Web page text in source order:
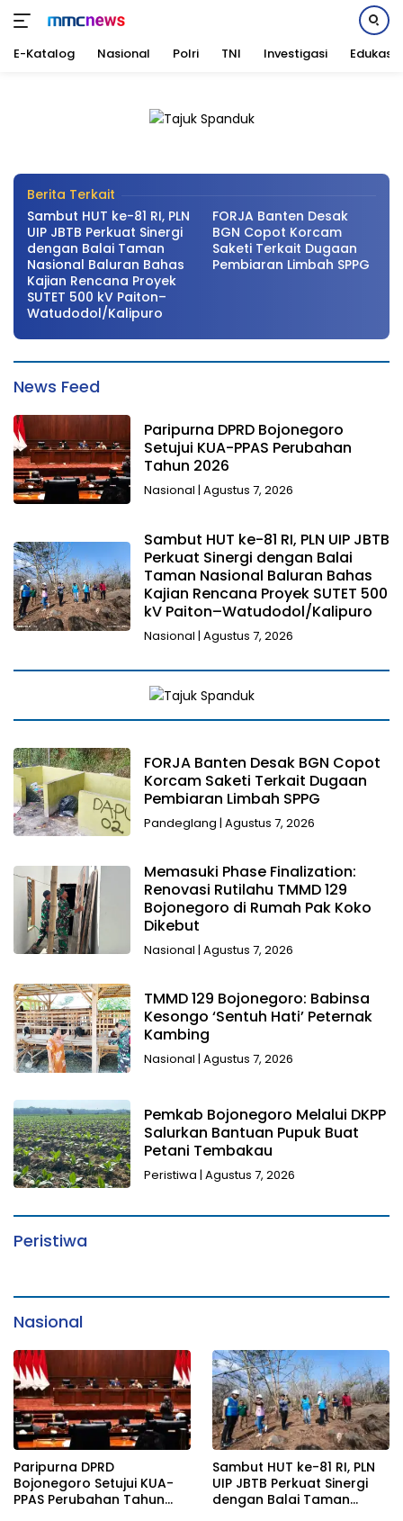
E-Katalog Nasional Polri TNI Investigasi Edukasi
Paripurna DPRD Bojonegoro Setujui KUA-
PPAS Perubahan Tahun 2026
Berita Terkait
Sambut HUT ke-81 RI, PLN
UIP JBTB Perkuat Sinergi
dengan Balai Taman
Nasional Baluran Bahas
Kajian Rencana Proyek
SUTET 500 kV Paiton–
Watudodol/Kalipuro
FORJA Banten Desak
BGN Copot Korcam
Saketi Terkait Dugaan
Pembiaran Limbah SPPG
MMC
MMC
NEWS
News Feed
Paripurna DPRD Bojonegoro
Setujui KUA-PPAS Perubahan
Tahun 2026
Nasional | Agustus 7, 2026
Sambut HUT ke-81 RI, PLN UIP JBTB
Perkuat Sinergi dengan Balai
Taman Nasional Baluran Bahas
Kajian Rencana Proyek SUTET 500
kV Paiton–Watudodol/Kalipuro
Nasional | Agustus 7, 2026
FORJA Banten Desak BGN Copot
Korcam Saketi Terkait Dugaan
Pembiaran Limbah SPPG
Pandeglang | Agustus 7, 2026
Memasuki Phase Finalization:
Renovasi Rutilahu TMMD 129
Bojonegoro di Rumah Pak Koko
Dikebut
Nasional | Agustus 7, 2026
TMMD 129 Bojonegoro: Babinsa
Kesongo ‘Sentuh Hati’ Peternak
Kambing
Nasional | Agustus 7, 2026
Pemkab Bojonegoro Melalui DKPP
Salurkan Bantuan Pupuk Buat
Petani Tembakau
Peristiwa | Agustus 7, 2026
Peristiwa
Nasional
Paripurna DPRD
Bojonegoro Setujui KUA-
PPAS Perubahan Tahun
Sambut HUT ke-81 RI, PLN
UIP JBTB Perkuat Sinergi
dengan Balai Taman